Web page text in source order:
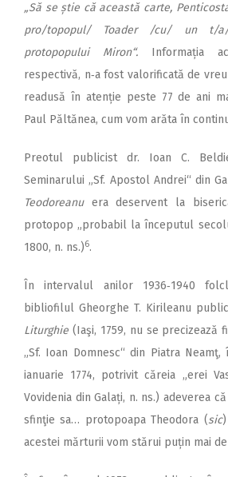
„Să se știe că această carte,
pro/topopul/ Toader /cu/ un t/
protopopului Miron“. Informația
respectivă, n‑a fost valorificată de
readusă în atenție peste 77 de ani
Paul Păltănea, cum vom arăta în
Preotul publicist dr. Ioan C.
Seminarului „Sf. Apostol Andrei“ din
Teodoreanuera deservent la
protopop „probabil la începutul
1800, n. ns.)6.
În intervalul anilor 1936‑1940
bibliofilul Gheorghe T. Kirileanu
Liturghie (Iaşi, 1759, nu se precizează
„Sf. Ioan Domnesc“ din Piatra Neamţ,
ianuarie 1774, potrivit căreia „erei
Vovidenia din Galați, n. ns.) adeverea
sfinţie sa… protopoapa Theodora (sic
acestei mărturii vom stărui puțin mai